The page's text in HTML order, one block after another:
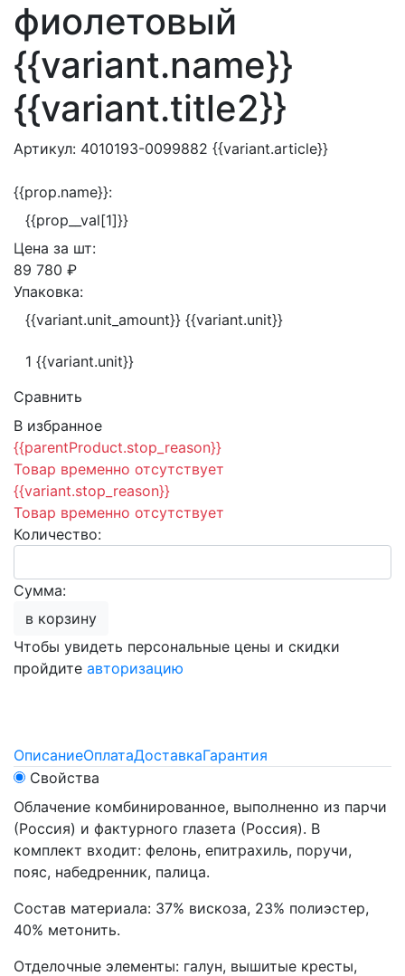
фиолетовый
{{variant.name}}
{{variant.title2}}
Артикул: 4010193-0099882 {{variant.article}}
{{prop.name}}:
{{prop__val[1]}}
Цена за шт:
89 780 ₽
Упаковка:
{{variant.unit_amount}} {{variant.unit}}
1 {{variant.unit}}
Сравнить
В избранное
{{parentProduct.stop_reason}}
Товар временно отсутствует
{{variant.stop_reason}}
Товар временно отсутствует
Количество:
Сумма:
в корзину
Чтобы увидеть персональные цены и скидки
пройдите авторизацию
ОписаниеОплатаДоставкаГарантия
Свойства
Облачение комбинированное, выполненно из парчи
(Россия) и фактурного глазета (Россия). В
комплект входит: фелонь, епитрахиль, поручи,
пояс, набедренник, палица.
Состав материала: 37% вискоза, 23% полиэстер,
40% метонить.
Отделочные элементы: галун, вышитые кресты,